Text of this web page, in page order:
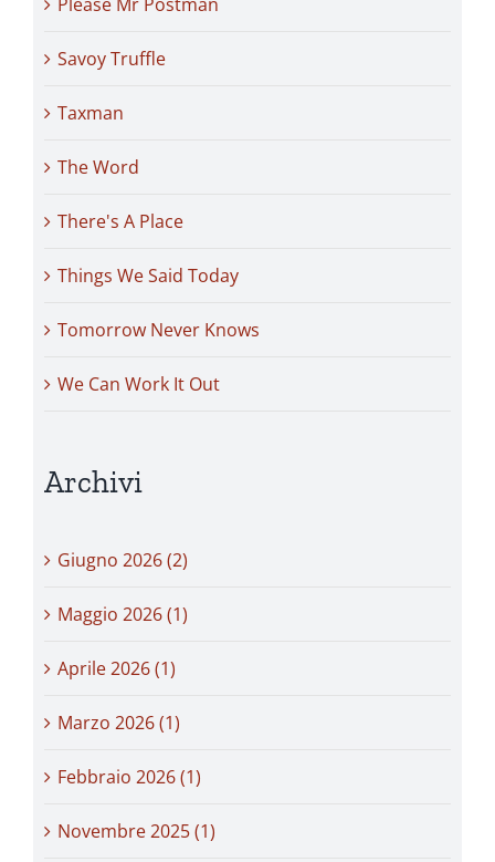
Savoy Truffle
Taxman
The Word
There's A Place
Things We Said Today
Tomorrow Never Knows
We Can Work It Out
Archivi
Giugno 2026 (2)
Maggio 2026 (1)
Aprile 2026 (1)
Marzo 2026 (1)
Febbraio 2026 (1)
Novembre 2025 (1)